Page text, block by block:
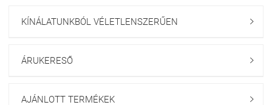
KÍNÁLATUNKBÓL VÉLETLENSZERŰEN 
ÁRUKERESŐ 
AJÁNLOTT TERMÉKEK 